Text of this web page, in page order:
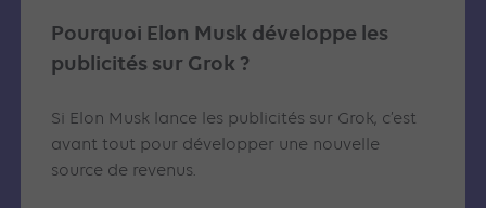
Pourquoi Elon Musk développe les
publicités sur Grok ?
Si Elon Musk lance les publicités sur Grok, c’est
avant tout pour développer une nouvelle
source de revenus.